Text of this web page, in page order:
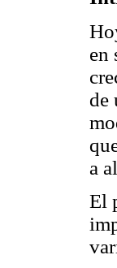
en
de
a
El